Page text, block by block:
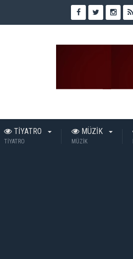
TİYATRO
TİYATRO
MÜZİK
MÜZİK